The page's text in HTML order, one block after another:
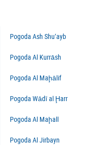
Pogoda Ash Shu‘ayb
Pogoda Al Kurrāsh
Pogoda Al Maḩālif
Pogoda Wādī al Ḩarr
Pogoda Al Maḩall
Pogoda Al Jirbayn